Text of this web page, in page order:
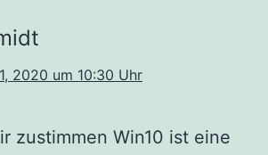
2020 um 10:30 Uhr
zustimmen Win10 ist eine